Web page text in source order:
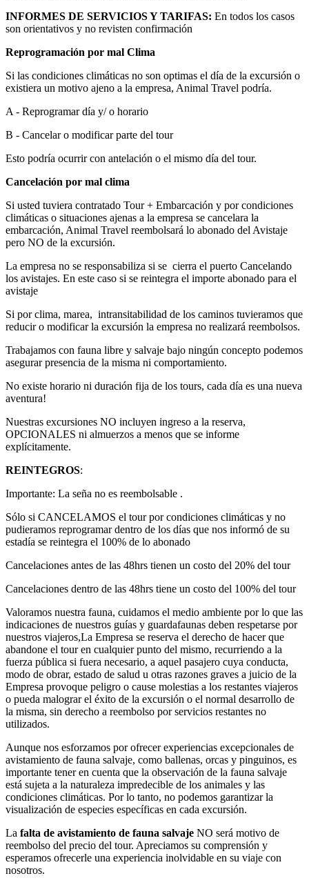
INFORMES DE SERVICIOS Y TARIFAS: En todos los casos
son orientativos y no revisten confirmación
Reprogramación por mal Clima
Si las condiciones climáticas no son optimas el día de la excursión o
existiera un motivo ajeno a la empresa, Animal Travel podría.
A - Reprogramar día y/ o horario
B - Cancelar o modificar parte del tour
Esto podría ocurrir con antelación o el mismo día del tour.
Cancelación por mal clima
Si usted tuviera contratado Tour + Embarcación y por condiciones
climáticas o situaciones ajenas a la empresa se cancelara la
embarcación, Animal Travel reembolsará lo abonado del Avistaje
pero NO de la excursión.
La empresa no se responsabiliza si se cierra el puerto Cancelando
los avistajes. En este caso si se reintegra el importe abonado para el
avistaje
Si por clima, marea, intransitabilidad de los caminos tuvieramos que
reducir o modificar la excursión la empresa no realizará reembolsos.
Trabajamos con fauna libre y salvaje bajo ningún concepto podemos
asegurar presencia de la misma ni comportamiento.
No existe horario ni duración fija de los tours, cada día es una nueva
aventura!
Nuestras excursiones NO incluyen ingreso a la reserva,
OPCIONALES ni almuerzos a menos que se informe
explícitamente.
REINTEGROS:
Importante: La seña no es reembolsable .
Sólo si CANCELAMOS el tour por condiciones climáticas y no
pudieramos reprogramar dentro de los días que nos informó de su
estadía se reintegra el 100% de lo abonado
Cancelaciones antes de las 48hrs tienen un costo del 20% del tour
Cancelaciones dentro de las 48hrs tiene un costo del 100% del tour
Valoramos nuestra fauna, cuidamos el medio ambiente por lo que las
indicaciones de nuestros guías y guardafaunas deben respetarse por
nuestros viajeros,La Empresa se reserva el derecho de hacer que
abandone el tour en cualquier punto del mismo, recurriendo a la
fuerza pública si fuera necesario, a aquel pasajero cuya conducta,
modo de obrar, estado de salud u otras razones graves a juicio de la
Empresa provoque peligro o cause molestias a los restantes viajeros
o pueda malograr el éxito de la excursión o el normal desarrollo de
la misma, sin derecho a reembolso por servicios restantes no
utilizados.
Aunque nos esforzamos por ofrecer experiencias excepcionales de
avistamiento de fauna salvaje, como ballenas, orcas y pinguinos, es
importante tener en cuenta que la observación de la fauna salvaje
está sujeta a la naturaleza impredecible de los animales y las
condiciones climáticas. Por lo tanto, no podemos garantizar la
visualización de especies específicas en cada excursión.
La falta de avistamiento de fauna salvaje NO será motivo de
reembolso del precio del tour. Apreciamos su comprensión y
esperamos ofrecerle una experiencia inolvidable en su viaje con
nosotros.